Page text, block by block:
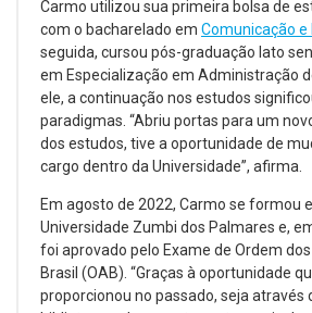
Carmo utilizou sua primeira bolsa de
com o bacharelado em Comunicação
seguida, cursou pós-graduação lato
em Especialização em Administração
ele, a continuação nos estudos
paradigmas. “Abriu portas para um
dos estudos, tive a oportunidade de
cargo dentro da Universidade”, afirma.
Em agosto de 2022, Carmo se formou
Universidade Zumbi dos Palmares e,
foi aprovado pelo Exame de Ordem
Brasil (OAB). “Graças à oportunidade
proporcionou no passado, seja através